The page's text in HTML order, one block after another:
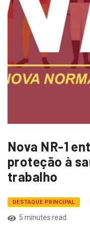
Nova NR-1
proteção à
trabalho
DESTAQUE PRINCIPAL
5 minutes read